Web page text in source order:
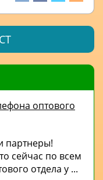
оптового
партнеры!
сейчас по всем
отдела у ...